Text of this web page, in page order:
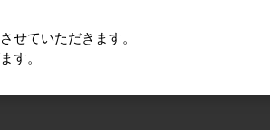
リントベーシッ
パジコ ジャンボ面芯 101563
せていただきます。
す。